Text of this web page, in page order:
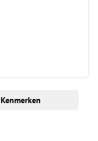
Kenmerken